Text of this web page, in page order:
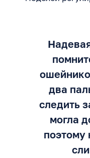
два
следить
могла
поэтому